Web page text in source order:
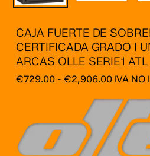
CAJA FUERTE DE
CERTIFICADA GRADO I
ARCAS OLLE SERIE1
€729.00 - €2,906.00Rango
precios:
desde
€729.00
hasta
IVA NO